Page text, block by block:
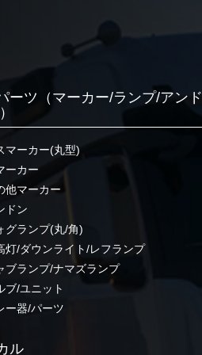
ーツ（マーカー/ランプ/アンド
マーカー(丸型)
ーカー
他マーカー
ドン
グランプ(丸/角)
灯/ダウンライト/レフランプ
ブランプ/ナマズランプ
ブ/ユニット
ー器/パーツ
ル